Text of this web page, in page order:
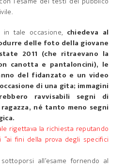
in tale occasione, chiedeva al
delle foto della giovane
2011 (che ritraevano la
canotta e pantaloncini), le
del fidanzato e un video
di una gita; immagini
ravvisabili segni di
né tanto meno segni
rigettava la richiesta reputando
fini della prova degli specifici
all’esame fornendo al